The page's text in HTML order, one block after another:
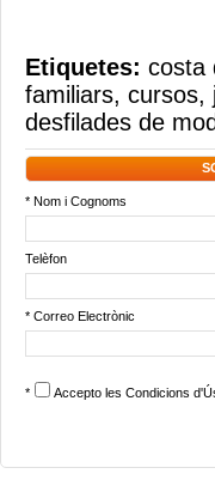
Etiquetes: costa
familiars, cursos,
desfilades de
* Nom i Cognoms
Telèfon
* Correo Electrònic
* Accepto les Condicions